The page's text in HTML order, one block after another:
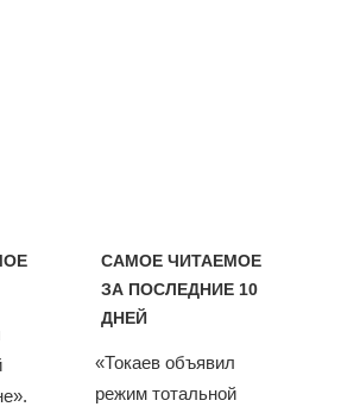
САМОЕ ЧИТАЕМОЕ
ЗА ПОСЛЕДНИЕ 10
ДНЕЙ
«Токаев объявил
режим тотальной